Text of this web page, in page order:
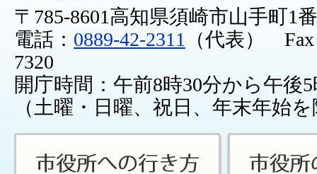
〒785-8601高知県須崎市山手町1
電話： 0889-42-2311
（代表） Fax
7320
開庁時間：午前8時30分から午後
（土曜・日曜、祝日、年末年始